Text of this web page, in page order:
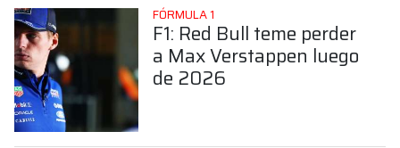
FÓRMULA 1
F1: Red Bull teme perder
a Max Verstappen luego
de 2026